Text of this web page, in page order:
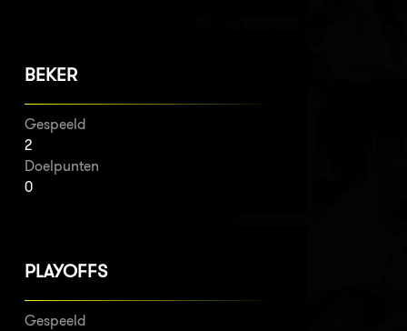
BEKER
Gespeeld
2
Doelpunten
0
PLAYOFFS
Gespeeld